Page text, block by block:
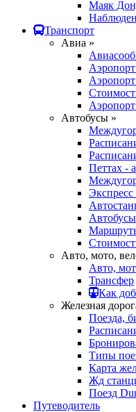
Маяк
Транспорт
Авиа »
Автобусы »
Петтах -
Авто, мото,
Авто,
Трансфер
Как
Железная
Поезда,
Типы
Карта
Жд
Поезд
Путеводитель